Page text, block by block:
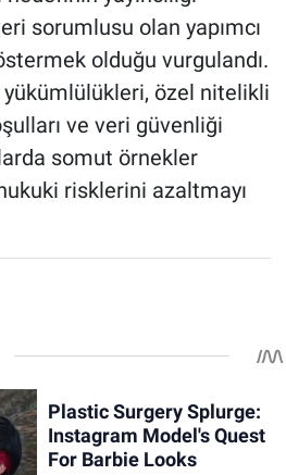
sorumlusu olan yapımcı
olduğu vurgulandı.
yükümlülükleri, özel nitelikli
ve veri güvenliği
somut örnekler
risklerini azaltmayı